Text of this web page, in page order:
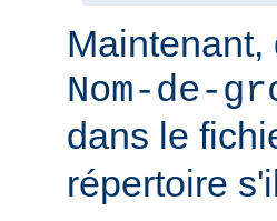
Nom-de-
dans le
répertoire